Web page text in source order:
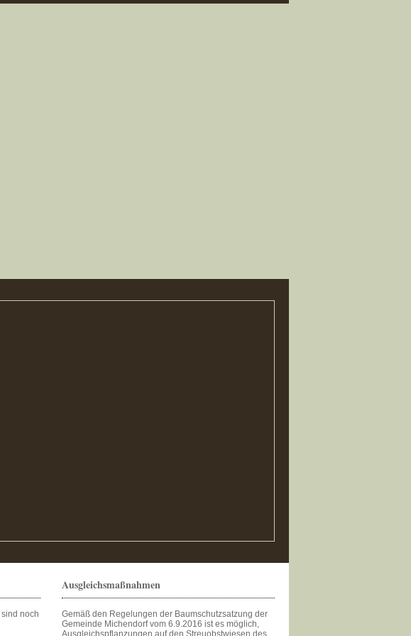
sind noch
Ausgleichsmaßnahmen
Gemäß den Regelungen der Baumschutzsatzung der
Gemeinde Michendorf vom 6.9.2016 ist es möglich,
Ausgleichspflanzungen auf den Streuobstwiesen des